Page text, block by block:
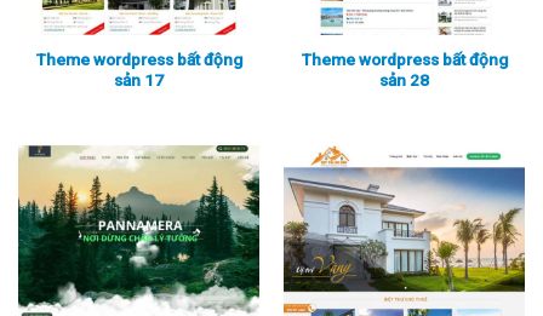
Xem thực tế Xem chi tiết
Theme wordpress bất động
sản 17
Xem thực tế Xem chi tiết
Theme wordpress bất động
sản 28